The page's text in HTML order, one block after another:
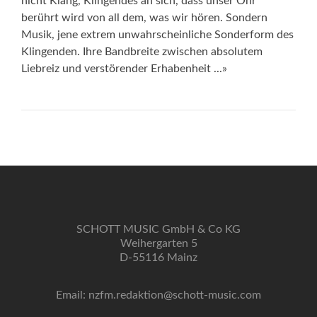
berührt wird von all dem, was wir hören. Sondern
Musik, jene extrem unwahrscheinliche Sonderform des
Klingenden. Ihre Bandbreite zwischen absolutem
Liebreiz und verstörender Erhabenheit ...»
SCHOTT MUSIC GmbH & Co KG
Weihergarten 5
D-55116 Mainz
Email: nzfm.redaktion@schott-music.com